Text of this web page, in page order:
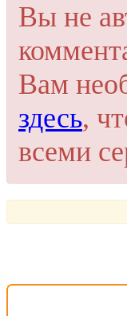
Пройти
Или войти
Это очень просто и
Вы не
Вам
здесь,
всеми